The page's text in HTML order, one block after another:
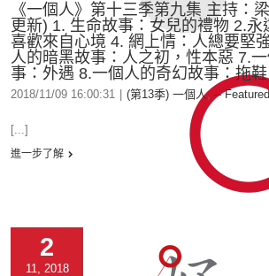
《一個人》第十三季第九集 主持：
更新) 1. 生命故事：女兒的禮物 2.永
喜歡來自心境 4. 網上情：人總要堅
人的暗黑故事：人之初，性本惡 7.
事：外遇 8.一個人的奇幻故事：拖鞋
2018/11/09 16:00:31 (第13季) 一個人, --
[...]
進一步了解
2
11, 2018